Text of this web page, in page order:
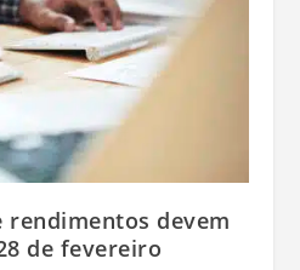
rendimentos devem
de fevereiro